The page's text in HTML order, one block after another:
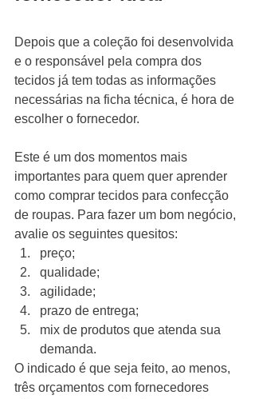
Depois que a coleção foi desenvolvida
e o responsável pela compra dos
tecidos já tem todas as informações
necessárias na ficha técnica, é hora de
escolher o fornecedor.
Este é um dos momentos mais
importantes para quem quer aprender
como comprar tecidos para confecção
de roupas. Para fazer um bom negócio,
avalie os seguintes quesitos:
preço;
qualidade;
agilidade;
prazo de entrega;
mix de produtos que atenda sua
demanda.
O indicado é que seja feito, ao menos,
três orçamentos com fornecedores